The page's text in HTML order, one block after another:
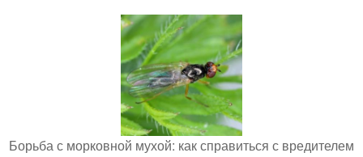
Борьба с морковной мухой: как справиться с вредителем